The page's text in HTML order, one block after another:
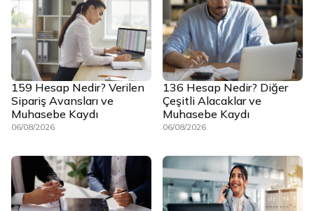
159 Hesap Nedir? Verilen
Sipariş Avansları ve
Muhasebe Kaydı
06/08/2026
136 Hesap Nedir? Diğer
Çeşitli Alacaklar ve
Muhasebe Kaydı
06/08/2026